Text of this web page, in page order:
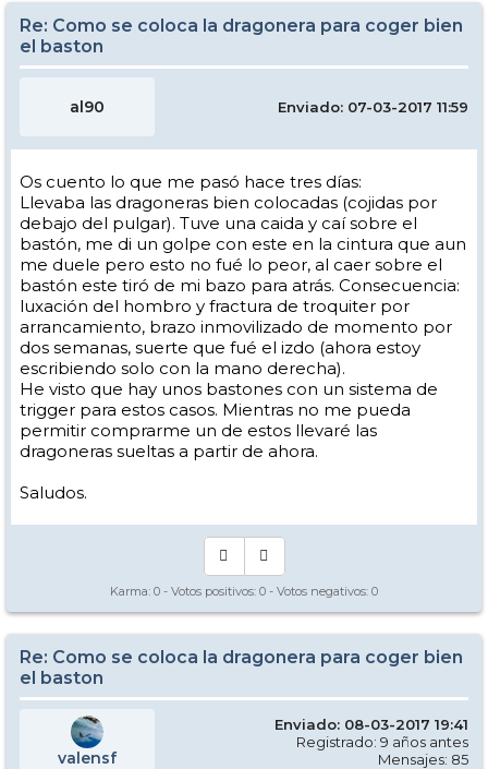
Re: Como se coloca la dragonera para coger bien
el baston
al90 Enviado: 07-03-2017 11:59
Os cuento lo que me pasó hace tres días:
Llevaba las dragoneras bien colocadas (cojidas por
debajo del pulgar). Tuve una caida y caí sobre el
bastón, me di un golpe con este en la cintura que aun
me duele pero esto no fué lo peor, al caer sobre el
bastón este tiró de mi bazo para atrás. Consecuencia:
luxación del hombro y fractura de troquiter por
arrancamiento, brazo inmovilizado de momento por
dos semanas, suerte que fué el izdo (ahora estoy
escribiendo solo con la mano derecha).
He visto que hay unos bastones con un sistema de
trigger para estos casos. Mientras no me pueda
permitir comprarme un de estos llevaré las
dragoneras sueltas a partir de ahora.
Saludos.
Karma: 0 - Votos positivos: 0 - Votos negativos: 0
Re: Como se coloca la dragonera para coger bien
el baston
valensf
Enviado: 08-03-2017 19:41
Registrado: 9 años antes
Mensajes: 85